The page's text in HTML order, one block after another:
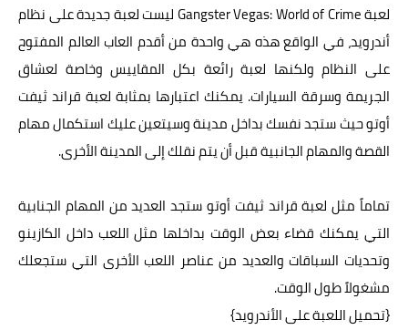
لعبة Gangster Vegas: World of Crime ليست لعبة جديدة على نظام
أندرويد، في الواقع هذه هي واحدة من أقدم العاب العالم المفتوح
على النظام ولكنها لعبة رائعة بكل المقاييس وخاصة لعشاق
الجريمة وسرقة السيارات. يمكنك اعتبارها بمثابة لعبة قراند ثيفت
أوتو حيث ستجد نفسك بداخل مدينة وسيتعين عليك استكمال مهام
القصة والمهام الجانبية قبل أن يتم نقلك إلى المدينة الأخرى.
تماماً مثل لعبة قراند ثيفت أوتو ستجد العديد من المهام الجنابية
التي يمكنك قضاء بعض الوقت بداخلها مثل اللعب داخل الكازينو
وتحديات السباقات والعديد من عناصر اللعب الأخرى التي ستجعلك
مشغولاً طول الوقت.
{تحميل اللعبة على الأندرويد}